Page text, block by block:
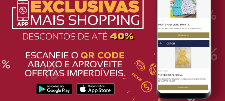
CONTATO
NOVOS NEGÓCIOS
SERVIÇOS
SHOPPINGS DA GAZIT